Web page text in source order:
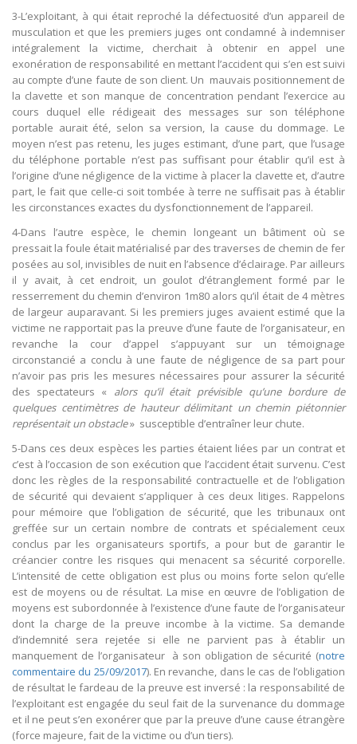
3-L’exploitant, à qui était reproché la défectuosité d’un appareil de
musculation et que les premiers juges ont condamné à indemniser
intégralement la victime, cherchait à obtenir en appel une
exonération de responsabilité en mettant l’accident qui s’en est suivi
au compte d’une faute de son client. Un mauvais positionnement de
la clavette et son manque de concentration pendant l’exercice au
cours duquel elle rédigeait des messages sur son téléphone
portable aurait été, selon sa version, la cause du dommage. Le
moyen n’est pas retenu, les juges estimant, d’une part, que l’usage
du téléphone portable n’est pas suffisant pour établir qu’il est à
l’origine d’une négligence de la victime à placer la clavette et, d’autre
part, le fait que celle-ci soit tombée à terre ne suffisait pas à établir
les circonstances exactes du dysfonctionnement de l’appareil.
4-Dans l’autre espèce, le chemin longeant un bâtiment où se
pressait la foule était matérialisé par des traverses de chemin de fer
posées au sol, invisibles de nuit en l’absence d’éclairage. Par ailleurs
il y avait, à cet endroit, un goulot d’étranglement formé par le
resserrement du chemin d’environ 1m80 alors qu’il était de 4 mètres
de largeur auparavant. Si les premiers juges avaient estimé que la
victime ne rapportait pas la preuve d’une faute de l’organisateur, en
revanche la cour d’appel s’appuyant sur un témoignage
circonstancié a conclu à une faute de négligence de sa part pour
n’avoir pas pris les mesures nécessaires pour assurer la sécurité
des spectateurs « alors qu’il était prévisible qu’une bordure de
quelques centimètres de hauteur délimitant un chemin piétonnier
représentait un obstacle» susceptible d’entraîner leur chute.
5-Dans ces deux espèces les parties étaient liées par un contrat et
c’est à l’occasion de son exécution que l’accident était survenu. C’est
donc les règles de la responsabilité contractuelle et de l’obligation
de sécurité qui devaient s’appliquer à ces deux litiges. Rappelons
pour mémoire que l’obligation de sécurité, que les tribunaux ont
greffée sur un certain nombre de contrats et spécialement ceux
conclus par les organisateurs sportifs, a pour but de garantir le
créancier contre les risques qui menacent sa sécurité corporelle.
L’intensité de cette obligation est plus ou moins forte selon qu’elle
est de moyens ou de résultat. La mise en œuvre de l’obligation de
moyens est subordonnée à l’existence d’une faute de l’organisateur
dont la charge de la preuve incombe à la victime. Sa demande
d’indemnité sera rejetée si elle ne parvient pas à établir un
manquement de l’organisateur à son obligation de sécurité (notre
commentaire du 25/09/2017). En revanche, dans le cas de l’obligation
de résultat le fardeau de la preuve est inversé : la responsabilité de
l’exploitant est engagée du seul fait de la survenance du dommage
et il ne peut s’en exonérer que par la preuve d’une cause étrangère
(force majeure, fait de la victime ou d’un tiers).